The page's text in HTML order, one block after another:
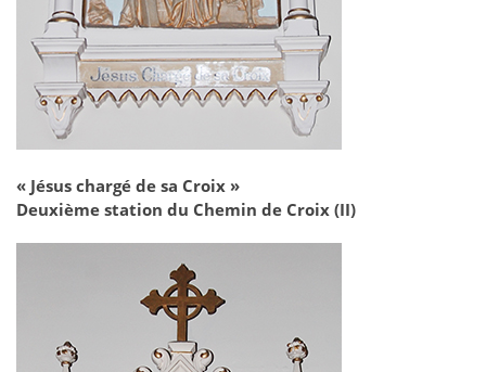
« Jésus chargé de sa Croix »
Deuxième station du Chemin de Croix (II)